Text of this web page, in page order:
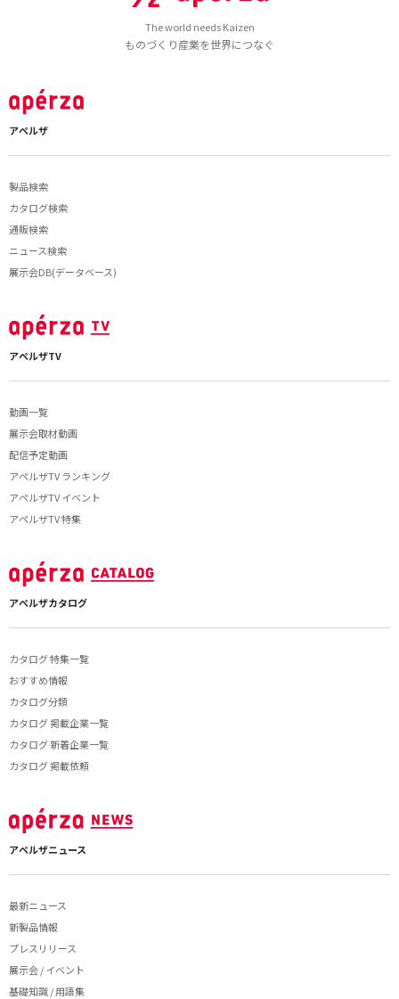
The world needs Kaizen
ものづくり産業を世界につなぐ
アペルザ
製品検索
カタログ検索
通販検索
ニュース検索
展示会DB(データベース)
アペルザTV
動画一覧
展示会取材動画
配信予定動画
アペルザTV ランキング
アペルザTV イベント
アペルザTV 特集
アペルザカタログ
カタログ 特集一覧
おすすめ情報
カタログ分類
カタログ 掲載企業一覧
カタログ 新着企業一覧
カタログ 掲載依頼
アペルザニュース
最新ニュース
新製品情報
プレスリリース
展示会 / イベント
基礎知識 / 用語集